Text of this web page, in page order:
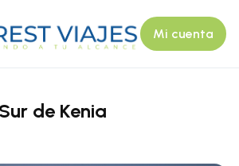
Mi cuenta
de Kenia